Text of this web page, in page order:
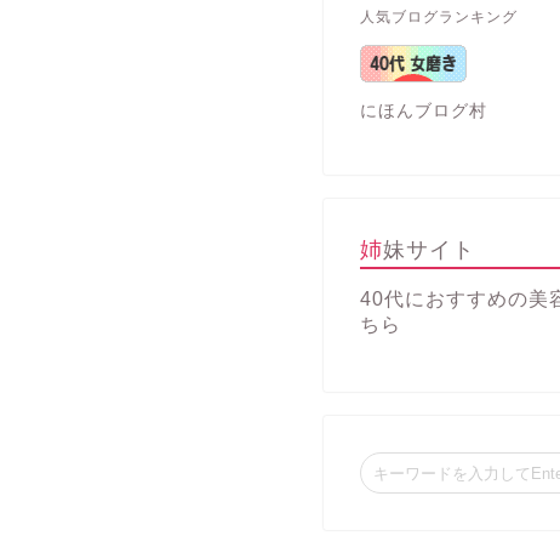
人気ブログランキング
にほんブログ村
姉妹サイト
40代におすすめの美
ちら